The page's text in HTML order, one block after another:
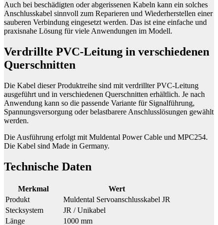
Auch bei beschädigten oder abgerissenen Kabeln kann ein solches
Anschlusskabel sinnvoll zum Reparieren und Wiederherstellen einer
sauberen Verbindung eingesetzt werden. Das ist eine einfache und
praxisnahe Lösung für viele Anwendungen im Modell.
Verdrillte PVC-Leitung in verschiedenen
Querschnitten
Die Kabel dieser Produktreihe sind mit verdrillter PVC-Leitung
ausgeführt und in verschiedenen Querschnitten erhältlich. Je nach
Anwendung kann so die passende Variante für Signalführung,
Spannungsversorgung oder belastbarere Anschlusslösungen gewählt
werden.
Die Ausführung erfolgt mit Muldental Power Cable und MPC254.
Die Kabel sind Made in Germany.
Technische Daten
Merkmal
Wert
Produkt
Muldental Servoanschlusskabel JR
Stecksystem
JR / Unikabel
Länge
1000 mm